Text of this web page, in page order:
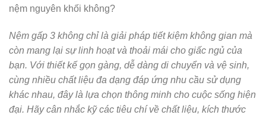
nệm nguyên khối không?
Nệm gấp 3 không chỉ là giải pháp tiết kiệm không gian mà
còn mang lại sự linh hoạt và thoải mái cho giấc ngủ của
bạn. Với thiết kế gọn gàng, dễ dàng di chuyển và vệ sinh,
cùng nhiều chất liệu đa dạng đáp ứng nhu cầu sử dụng
khác nhau, đây là lựa chọn thông minh cho cuộc sống hiện
đại. Hãy cân nhắc kỹ các tiêu chí về chất liệu, kích thước